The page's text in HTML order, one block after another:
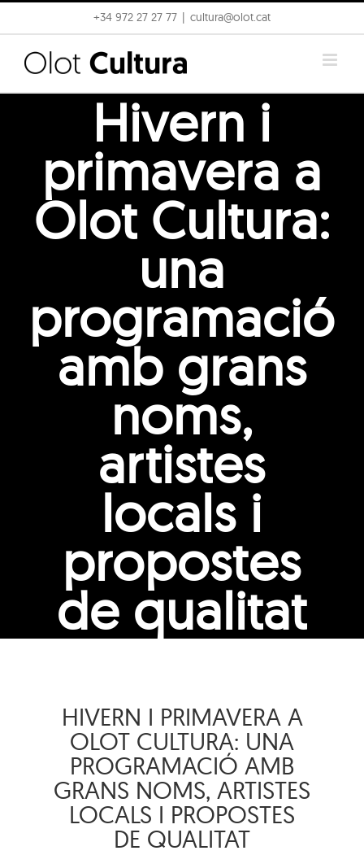
to
content
+34 972 27 27 77 cultura@olot.cat
Hivern i
primavera a
Olot Cultura:
una
programació
amb grans
noms,
artistes
locals i
propostes
de qualitat
HIVERN I PRIMAVERA A
OLOT CULTURA: UNA
PROGRAMACIÓ AMB
GRANS NOMS, ARTISTES
LOCALS I PROPOSTES
DE QUALITAT